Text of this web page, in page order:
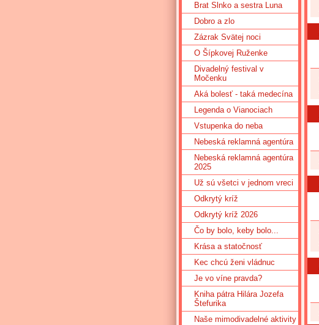
Brat Slnko a sestra Luna
Dobro a zlo
Zázrak Svätej noci
O Šípkovej Ruženke
Divadelný festival v
Močenku
Aká bolesť - taká medecína
Legenda o Vianociach
Vstupenka do neba
Nebeská reklamná agentúra
Nebeská reklamná agentúra
2025
Už sú všetci v jednom vreci
Odkrytý kríž
Odkrytý kríž 2026
Čo by bolo, keby bolo...
Krása a statočnosť
Kec chcú ženi vládnuc
Je vo víne pravda?
Kniha pátra Hilára Jozefa
Štefurika
Naše mimodivadelné aktivity